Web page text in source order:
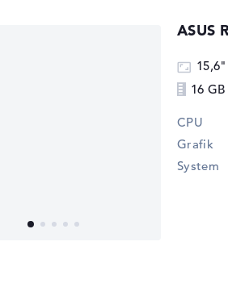
ASUS
16 GB
CPU
Grafik
System